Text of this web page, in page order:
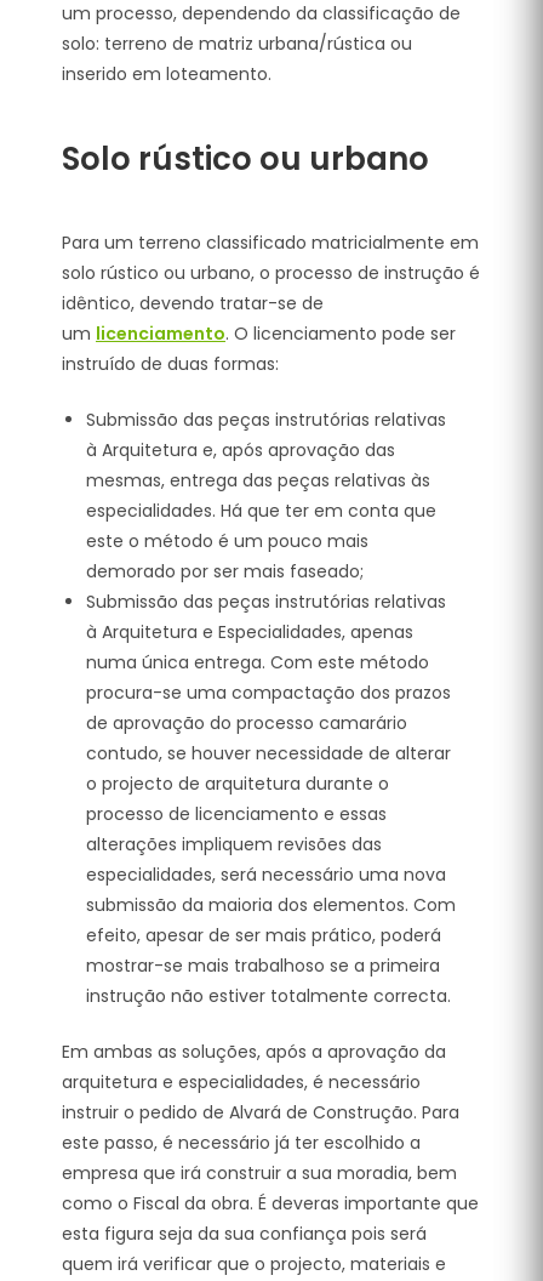
um processo, dependendo da classificação de
solo: terreno de matriz urbana/rústica ou
inserido em loteamento.
Solo rústico ou urbano
Para um terreno classificado matricialmente em
solo rústico ou urbano, o processo de instrução é
idêntico, devendo tratar-se de
um licenciamento. O licenciamento pode ser
instruído de duas formas:
Submissão das peças instrutórias relativas
à Arquitetura e, após aprovação das
mesmas, entrega das peças relativas às
especialidades. Há que ter em conta que
este o método é um pouco mais
demorado por ser mais faseado;
Submissão das peças instrutórias relativas
à Arquitetura e Especialidades, apenas
numa única entrega. Com este método
procura-se uma compactação dos prazos
de aprovação do processo camarário
contudo, se houver necessidade de alterar
o projecto de arquitetura durante o
processo de licenciamento e essas
alterações impliquem revisões das
especialidades, será necessário uma nova
submissão da maioria dos elementos. Com
efeito, apesar de ser mais prático, poderá
mostrar-se mais trabalhoso se a primeira
instrução não estiver totalmente correcta.
Em ambas as soluções, após a aprovação da
arquitetura e especialidades, é necessário
instruir o pedido de Alvará de Construção. Para
este passo, é necessário já ter escolhido a
empresa que irá construir a sua moradia, bem
como o Fiscal da obra. É deveras importante que
esta figura seja da sua confiança pois será
quem irá verificar que o projecto, materiais e